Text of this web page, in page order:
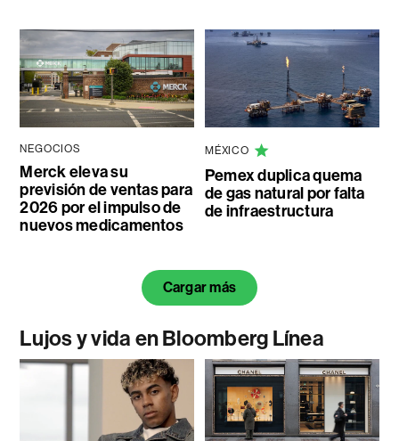
NEGOCIOS
Merck eleva su
previsión de ventas para
2026 por el impulso de
nuevos medicamentos
MÉXICO
Pemex duplica quema
de gas natural por falta
de infraestructura
Cargar más
Lujos y vida en Bloomberg Línea